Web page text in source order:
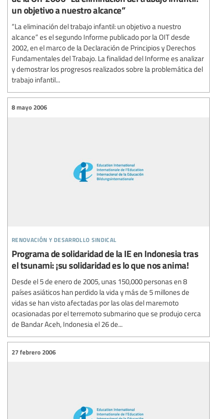
un objetivo a nuestro alcance”
“La eliminación del trabajo infantil: un objetivo a nuestro
alcance” es el segundo Informe publicado por la OIT desde
2002, en el marco de la Declaración de Principios y Derechos
Fundamentales del Trabajo. La finalidad del Informe es analizar
y demostrar los progresos realizados sobre la problemática del
trabajo infantil...
renovación y desarrollo sindical
8 mayo 2006
Programa de solidaridad de la IE en Indonesia tras
el tsunami: ¡su solidaridad es lo que nos anima!
Desde el 5 de enero de 2005, unas 150,000 personas en 8
países asiáticos han perdido la vida y más de 5 millones de
vidas se han visto afectadas por las olas del maremoto
ocasionadas por el terremoto submarino que se produjo cerca
de Bandar Aceh, Indonesia el 26 de...
27 febrero 2006